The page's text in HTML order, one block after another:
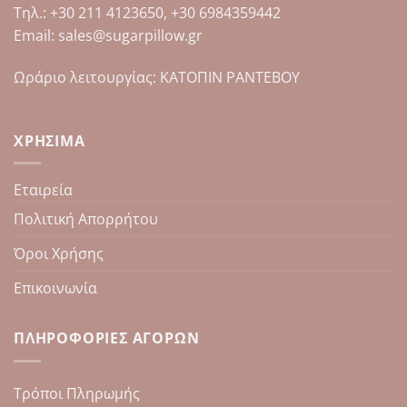
στη
σελίδα
του
Tηλ.: +30 211 4123650, +30 6984359442
Email: sales@sugarpillow.gr
Ωράριο λειτουργίας: ΚΑΤΟΠΙΝ ΡΑΝΤΕΒΟΥ
ΧΡΉΣΙΜΑ
Εταιρεία
Πολιτική Απορρήτου
Όροι Χρήσης
Επικοινωνία
ΠΛΗΡΟΦΟΡΊΕΣ ΑΓΟΡΏΝ
Τρόποι Πληρωμής